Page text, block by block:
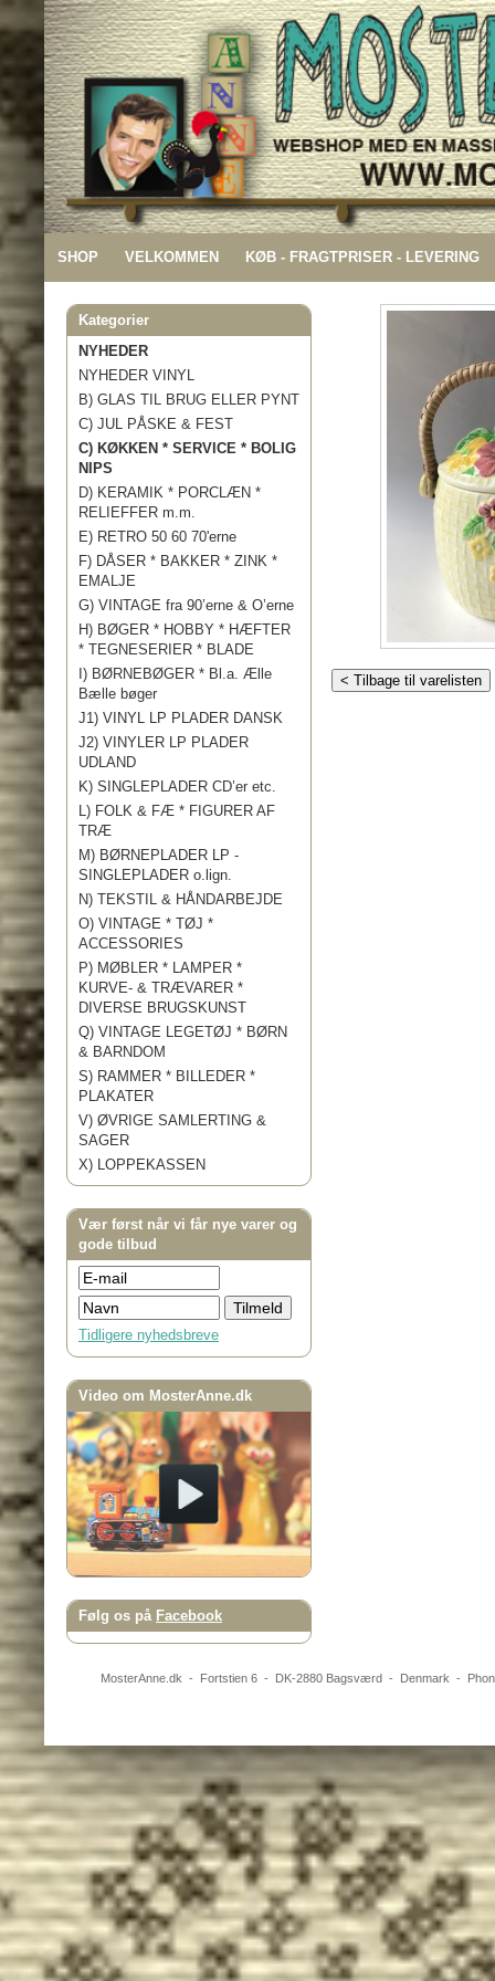
SHOP VELKOMMEN KØB - FRAGTPRISER - LEVERING
Kategorier
NYHEDER
NYHEDER VINYL
B) GLAS TIL BRUG ELLER PYNT
C) JUL PÅSKE & FEST
C) KØKKEN * SERVICE * BOLIG
NIPS
D) KERAMIK * PORCLÆN *
RELIEFFER m.m.
E) RETRO 50 60 70'erne
F) DÅSER * BAKKER * ZINK *
EMALJE
G) VINTAGE fra 90’erne & O’erne
H) BØGER * HOBBY * HÆFTER
* TEGNESERIER * BLADE
I) BØRNEBØGER * Bl.a. Ælle
Bælle bøger
J1) VINYL LP PLADER DANSK
J2) VINYLER LP PLADER
UDLAND
K) SINGLEPLADER CD’er etc.
L) FOLK & FÆ * FIGURER AF
TRÆ
M) BØRNEPLADER LP -
SINGLEPLADER o.lign.
N) TEKSTIL & HÅNDARBEJDE
O) VINTAGE * TØJ *
ACCESSORIES
P) MØBLER * LAMPER *
KURVE- & TRÆVARER *
DIVERSE BRUGSKUNST
Q) VINTAGE LEGETØJ * BØRN
& BARNDOM
S) RAMMER * BILLEDER *
PLAKATER
V) ØVRIGE SAMLERTING &
SAGER
X) LOPPEKASSEN
Vær først når vi får nye varer og
gode tilbud
Tidligere nyhedsbreve
Video om MosterAnne.dk
Følg os på Facebook
< Tilbage til varelisten
MosterAnne.dk - Fortstien 6- DK-2880 Bagsværd- Denmark -